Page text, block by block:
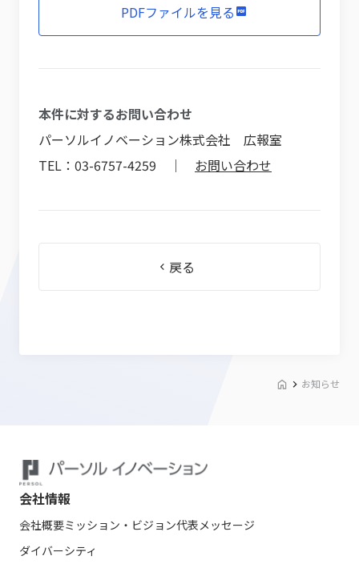
PDFファイルを見る
本件に対するお問い合わせ
パーソルイノベーション株式会社 広報室
TEL：03-6757-4259 ｜ お問い合わせ
戻る
お知らせ
会社情報
会社概要ミッション・ビジョン代表メッセージ
ダイバーシティ